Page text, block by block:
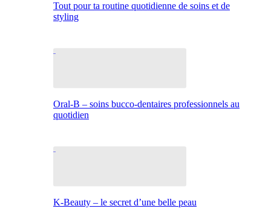
Tout pour ta routine quotidienne de soins et de
styling
Oral-B – soins bucco-dentaires professionnels au
quotidien
K-Beauty – le secret d’une belle peau